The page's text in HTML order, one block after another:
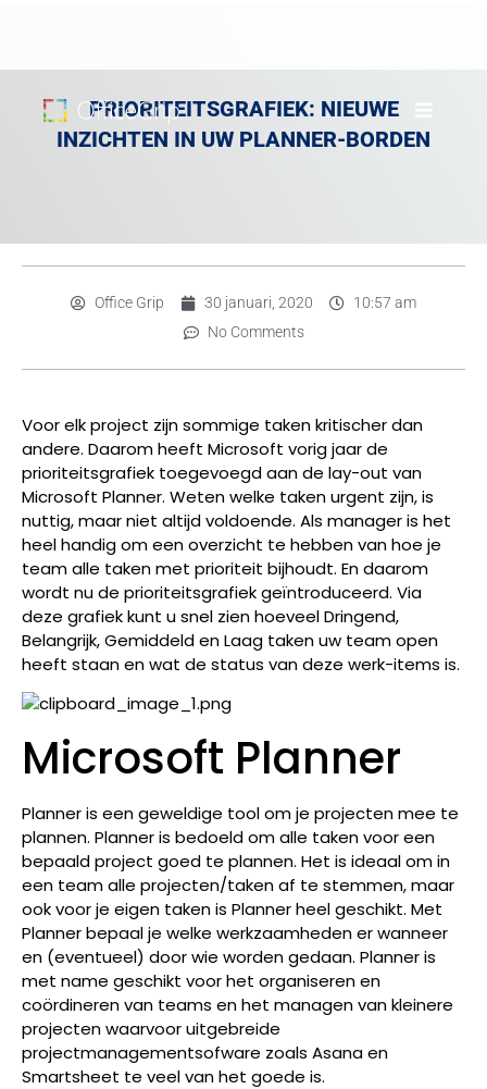
PRIORITEITSGRAFIEK: NIEUWE
INZICHTEN IN UW PLANNER-BORDEN
Office Grip 30 januari, 2020
10:57 am
No Comments
Voor elk project zijn sommige taken kritischer dan
andere. Daarom heeft Microsoft vorig jaar de
prioriteitsgrafiek toegevoegd aan de lay-out van
Microsoft Planner. Weten welke taken urgent zijn, is
nuttig, maar niet altijd voldoende. Als manager is het
heel handig om een overzicht te hebben van hoe je
team alle taken met prioriteit bijhoudt. En daarom
wordt nu de prioriteitsgrafiek geïntroduceerd. Via
deze grafiek kunt u snel zien hoeveel Dringend,
Belangrijk, Gemiddeld en Laag taken uw team open
heeft staan en wat de status van deze werk-items is.
Microsoft Planner
Planner is een geweldige tool om je projecten mee te
plannen. Planner is bedoeld om alle taken voor een
bepaald project goed te plannen. Het is ideaal om in
een team alle projecten/taken af te stemmen, maar
ook voor je eigen taken is Planner heel geschikt. Met
Planner bepaal je welke werkzaamheden er wanneer
en (eventueel) door wie worden gedaan. Planner is
met name geschikt voor het organiseren en
coördineren van teams en het managen van kleinere
projecten waarvoor uitgebreide
projectmanagementsofware zoals Asana en
Smartsheet te veel van het goede is.